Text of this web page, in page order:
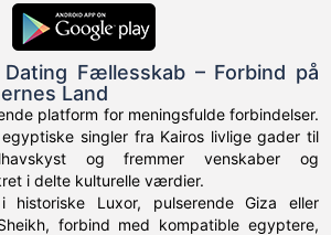
Fællesskab – Forbind på
Land
platform for meningsfulde forbindelser.
singler fra Kairos livlige gader til
og fremmer venskaber og
i delte kulturelle værdier.
Luxor, pulserende Giza eller
forbind med kompatible egyptere,